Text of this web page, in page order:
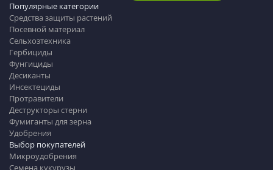
Популярные категории
Средства защиты растений
Посевной материал
Сельхозтехника
Гербициды
Фунгициды
Десиканты
Инсектециды
Протравители
Деструкторы стерни
Фумиганты для зерна
Удобрения
Выбор покупателей
Микроудобрения
Семена кукурузы